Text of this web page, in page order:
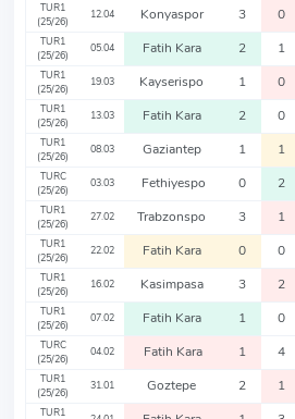
TUR1
(25/26)
12.04 Konyaspor 3 0
TUR1
(25/26)
05.04 Fatih Kara 2 1
TUR1
(25/26)
19.03 Kayserispo 1 0
TUR1
(25/26)
13.03 Fatih Kara 2 0
TUR1
(25/26)
08.03 Gaziantep 1 1
TURC
(25/26)
03.03 Fethiyespo 0 2
TUR1
(25/26)
27.02 Trabzonspo 3 1
TUR1
(25/26)
22.02 Fatih Kara 0 0
TUR1
(25/26)
16.02 Kasimpasa 3 2
TUR1
(25/26)
07.02 Fatih Kara 1 0
TURC
(25/26)
04.02 Fatih Kara 1 4
TUR1
(25/26)
31.01 Goztepe 2 1
TUR1